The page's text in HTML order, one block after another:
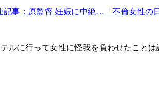
記事：原監督 妊娠に中絶…「不倫女性の
に行って女性に怪我を負わせたこと